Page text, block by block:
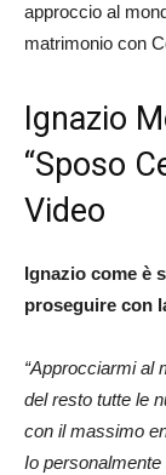
approccio al
matrimonio con
Ignazio
“Sposo
Video
Ignazio come è
proseguire con
“Approcciarmi al
del resto tutte le
con il massimo
Io